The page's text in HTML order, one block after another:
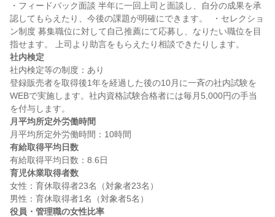
・フィードバック面談 半年に一回上司と面談し、自分の成果を承
認してもらえたり、今後の課題が明確にできます。  ・セレクショ
ン制度 募集職位に対して自己推薦にて応募し、なりたい職位を目
社内検定
社内検定等の制度：あり
登録販売者を取得後1年を経過した後の10月に一斉の社内試験を
WEBで実施します。社内資格試験合格者には毎月5,000円の手当
月平均所定外労働時間
有給取得平均日数
育児休業取得者数
女性：育休取得者23名（対象者23名）
役員・管理職の女性比率